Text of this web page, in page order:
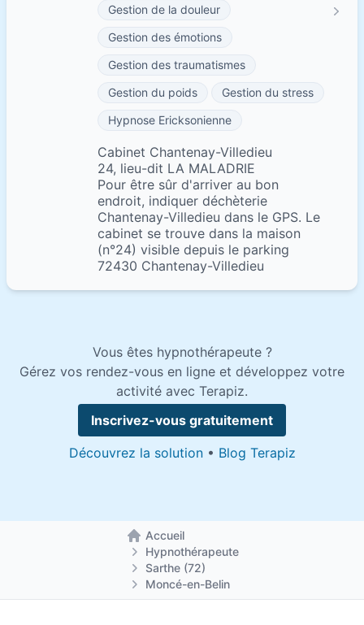
Gestion de la douleur
Gestion des émotions
Gestion des traumatismes
Gestion du poids
Gestion du stress
Hypnose Ericksonienne
Cabinet Chantenay-Villedieu
24, lieu-dit LA MALADRIE
Pour être sûr d'arriver au bon
endroit, indiquer déchèterie
Chantenay-Villedieu dans le GPS. Le
cabinet se trouve dans la maison
(n°24) visible depuis le parking
72430 Chantenay-Villedieu
Vous êtes hypnothérapeute ?
Gérez vos rendez-vous en ligne et développez votre
activité avec Terapiz.
Inscrivez-vous gratuitement
Découvrez la solution• Blog Terapiz
Accueil
Retour à la page d'accueil
Hypnothérapeute
Sarthe (72)
Moncé-en-Belin